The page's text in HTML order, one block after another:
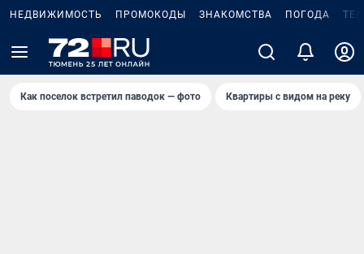
НЕДВИЖИМОСТЬ ПРОМОКОДЫ ЗНАКОМСТВА ПОГОДА
Как поселок встретил паводок — фото Квартиры с видом на реку